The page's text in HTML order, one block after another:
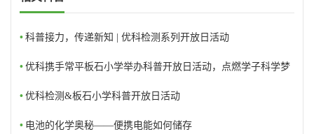
• 科普接力，传递新知 | 优科检测系列开放日活动
• 优科携手常平板石小学举办科普开放日活动，点燃学子科学梦
想
• 优科检测&板石小学科普开放日活动
• 电池的化学奥秘——便携电能如何储存